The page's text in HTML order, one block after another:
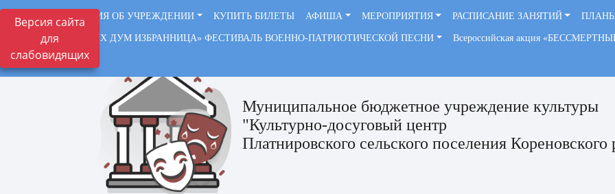
Версия сайта
для
слабовидящих
Муниципальное бюджетное учреждение культуры
"Культурно-досуговый центр
Платнировского сельского поселения Кореновского
СВЕДЕНИЯ ОБ УЧРЕЖДЕНИИ КУПИТЬ БИЛЕТЫ АФИША МЕРОПРИЯТИЯ РАСПИСАНИЕ ЗАНЯТИЙ
«СОЛДАТСКИХ ДУМ ИЗБРАННИЦА» ФЕСТИВАЛЬ ВОЕННО-ПАТРИОТИЧЕСКОЙ ПЕСНИ Всероссийская акция
ВАЖНО